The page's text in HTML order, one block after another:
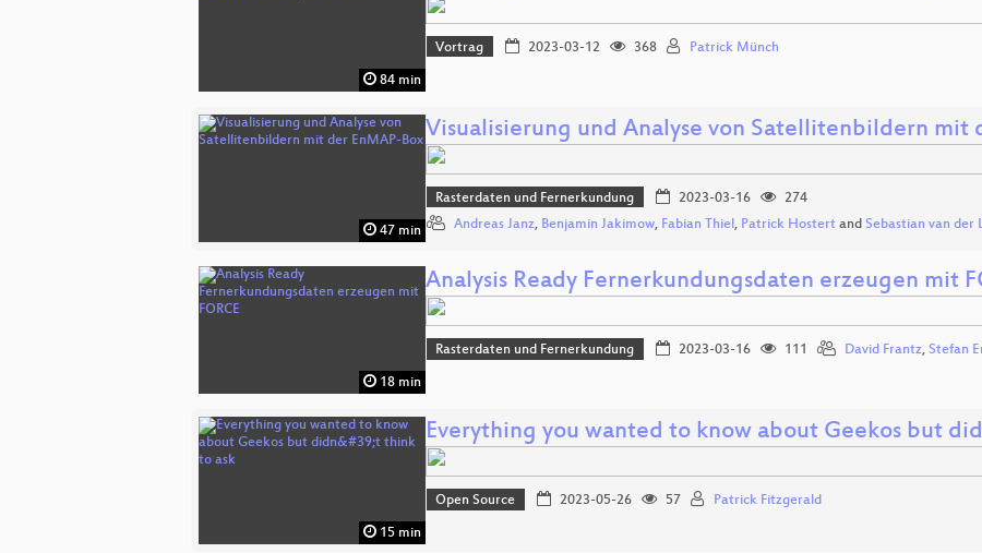
84 min
Vortrag 2023-03-12 368 Patrick Münch
47 min
Visualisierung und Analyse von Satellitenbildern mit
Rasterdaten und Fernerkundung 2023-03-16
274
Andreas Janz, Benjamin Jakimow, Fabian Thiel, Patrick Hostert and Sebastian van der
18 min
Analysis Ready Fernerkundungsdaten erzeugen mit
Rasterdaten und Fernerkundung 2023-03-16 111 David Frantz, Stefan
15 min
Everything you wanted to know about Geekos but
Open Source 2023-05-26 57 Patrick Fitzgerald